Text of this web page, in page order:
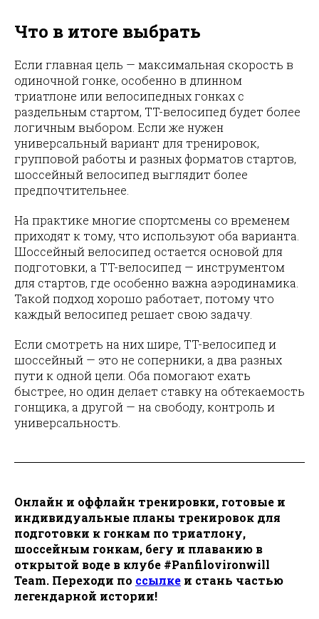
Что в итоге выбрать
Если главная цель — максимальная скорость в
одиночной гонке, особенно в длинном
триатлоне или велосипедных гонках с
раздельным стартом, TT-велосипед будет более
логичным выбором. Если же нужен
универсальный вариант для тренировок,
групповой работы и разных форматов стартов,
шоссейный велосипед выглядит более
предпочтительнее.
На практике многие спортсмены со временем
приходят к тому, что используют оба варианта.
Шоссейный велосипед остается основой для
подготовки, а TT-велосипед — инструментом
для стартов, где особенно важна аэродинамика.
Такой подход хорошо работает, потому что
каждый велосипед решает свою задачу.
Если смотреть на них шире, TT-велосипед и
шоссейный — это не соперники, а два разных
пути к одной цели. Оба помогают ехать
быстрее, но один делает ставку на обтекаемость
гонщика, а другой — на свободу, контроль и
универсальность.
Онлайн и оффлайн тренировки, готовые и
индивидуальные планы тренировок для
подготовки к гонкам по триатлону,
шоссейным гонкам, бегу и плаванию в
открытой воде в клубе #Panfilovironwill
Team. Переходи по ссылке и стань частью
легендарной истории!